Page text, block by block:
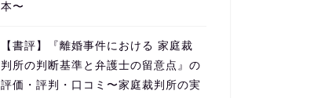
本〜
【書評】『離婚事件における 家庭裁
判所の判断基準と弁護士の留意点』の
評価・評判・口コミ〜家庭裁判所の実